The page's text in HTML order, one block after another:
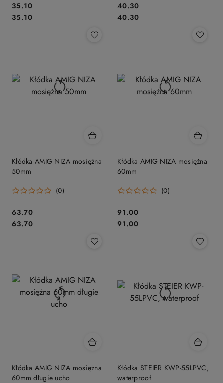
Cena:
35.10
Cena:
35.10
Cena:
40.30
Cena:
40.30
Kłódka AMIG NIZA mosiężna
50mm
(0)
Cena:
63.70
Cena:
63.70
Kłódka AMIG NIZA mosiężna
60mm
(0)
Cena:
91.00
Cena:
91.00
Kłódka AMIG NIZA mosiężna
60mm długie ucho
Kłódka STEIER KWP-55LPVC,
waterproof